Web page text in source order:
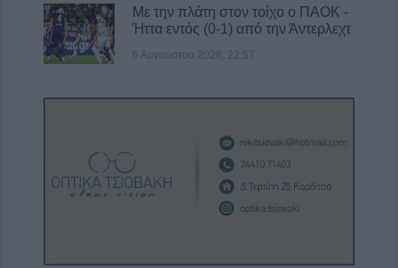
Με την πλάτη στον τοίχο ο ΠΑΟΚ -
Ήττα εντός (0-1) από την Άντερλεχτ
6 Αυγούστου 2026, 22:57